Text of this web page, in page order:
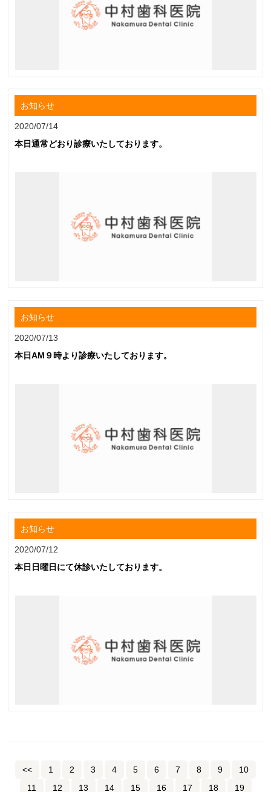
お知らせ
2020/07/14
本日通常どおり診療いたしております。
お知らせ
2020/07/13
本日AM９時より診療いたしております。
お知らせ
2020/07/12
本日日曜日にて休診いたしております。
<< 1 2 3 4 5 6 7 8 9
10
11
12 13 14 15 16 17 18 19